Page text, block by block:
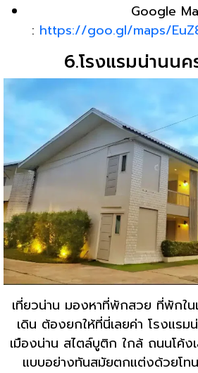
Google
: https://goo.gl/maps/
6.โรงแรมน่านน
เที่ยวน่าน มองหาที่พักสวย ที่พักใน
เดิน ต้องยกให้ที่นี่เลยค่า โรงแร
เมืองน่าน สไตล์บูติก ใกล้ ถนนโค้
แบบอย่างทันสมัยตกแต่งด้วยโท